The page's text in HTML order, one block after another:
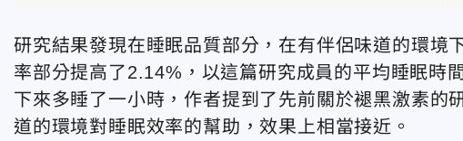
研究結果發現在睡眠品質部分，在有伴侶味道的環境
率部分提高了2.14%，以這篇研究成員的平均睡眠時
下來多睡了一小時，作者提到了先前關於褪黑激素的
道的環境對睡眠效率的幫助，效果上相當接近。